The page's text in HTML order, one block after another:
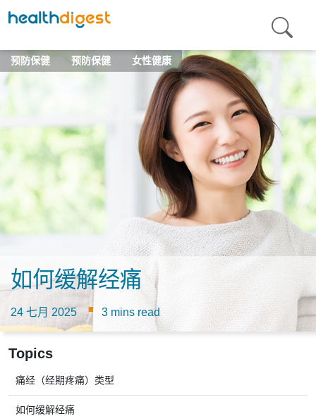
预防保健 预防保健 女性健康
如何缓解经痛
24 七月 2025 · 3 mins read
Topics
痛经（经期疼痛）类型
如何缓解经痛